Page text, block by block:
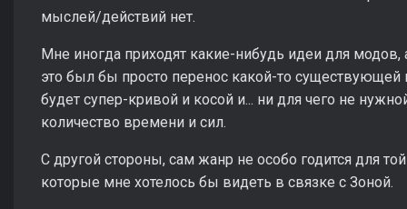
мыслей/действий нет.
Мне иногда приходят какие-нибудь идеи для
это был бы просто перенос какой-то
будет супер-кривой и косой и... ни для чего не
количество времени и сил.
С другой стороны, сам жанр не особо годится для
которые мне хотелось бы видеть в связке с Зоной.